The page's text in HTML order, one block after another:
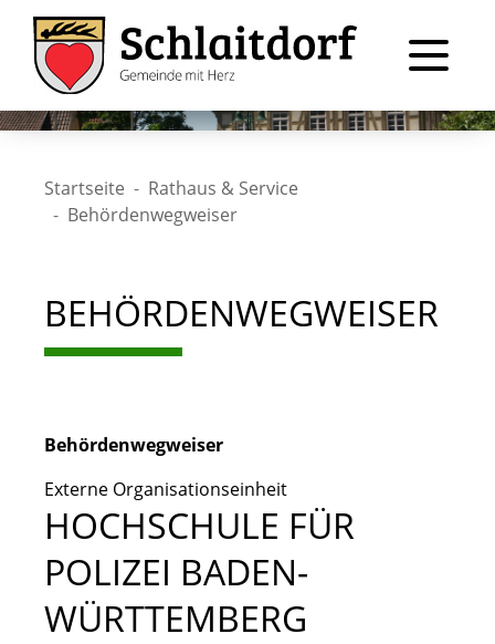
Startseite
Rathaus & Service
Behördenwegweiser
BEHÖRDENWEGWEISER
Behördenwegweiser
Externe Organisationseinheit
HOCHSCHULE FÜR
POLIZEI BADEN-
WÜRTTEMBERG